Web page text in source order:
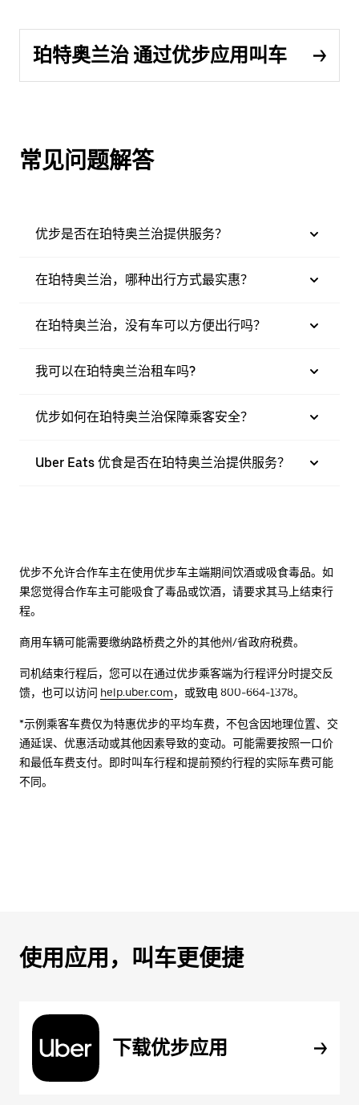
珀特奥兰治 通过优步应用叫车
常见问题解答
优步是否在珀特奥兰治提供服务？
在珀特奥兰治，哪种出行方式最实惠？
在珀特奥兰治，没有车可以方便出行吗？
我可以在珀特奥兰治租车吗?
优步如何在珀特奥兰治保障乘客安全？
Uber Eats 优食是否在珀特奥兰治提供服务？
优步不允许合作车主在使用优步车主端期间饮酒或吸食毒品。如
果您觉得合作车主可能吸食了毒品或饮酒，请要求其马上结束行
程。
商用车辆可能需要缴纳路桥费之外的其他州/省政府税费。
司机结束行程后，您可以在通过优步乘客端为行程评分时提交反
馈，也可以访问 help.uber.com，或致电 800-664-1378。
*示例乘客车费仅为特惠优步的平均车费，不包含因地理位置、交
通延误、优惠活动或其他因素导致的变动。可能需要按照一口价
和最低车费支付。即时叫车行程和提前预约行程的实际车费可能
不同。
使用应用，叫车更便捷
下载优步应用